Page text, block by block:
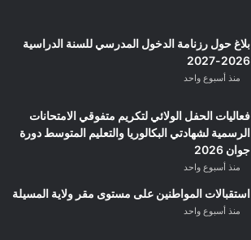
بلاغ حول رزنامة الدخول المدرسي للسنة الدراسية
2026-2027
منذ أسبوع واحد
فعاليات الحفل الولائي لتكريم متفوقي الامتحانات
الرسمية لشهادتي البكالوريا والتعليم المتوسط دورة
جوان 2026
منذ أسبوع واحد
استقبالات المواطنين على مستوى مقر ولاية المسيلة
منذ أسبوع واحد